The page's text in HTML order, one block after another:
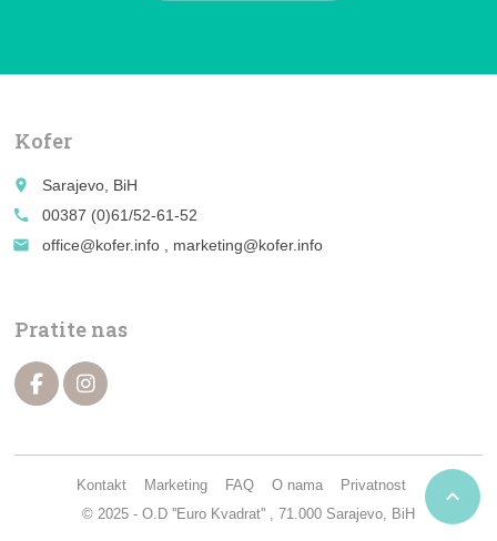
Kofer
place
Sarajevo, BiH
call
00387 (0)61/52-61-52
email
office@kofer.info , marketing@kofer.info
Pratite nas
© 2025 - O.D ''Euro Kvadrat'' , 71.000 Sarajevo, BiH
Kontakt Marketing FAQ O nama Privatnost 